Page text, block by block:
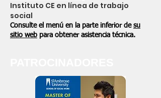
Instituto CE en línea de trabajo
social
Consulte el menú en la parte inferior de su
sitio web para obtener asistencia técnica.